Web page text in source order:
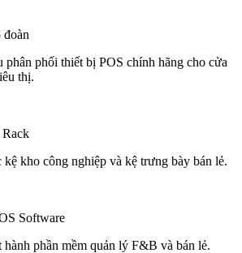
phân phối thiết bị POS chính hãng cho cửa
thị.
kho công nghiệp và kệ trưng bày bán lẻ.
Software
phần mềm quản lý F&B và bán lẻ.